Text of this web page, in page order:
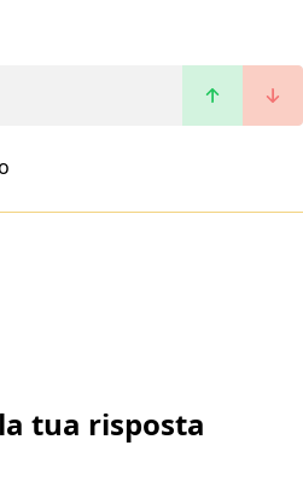
tua risposta